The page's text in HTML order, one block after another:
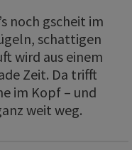
noch gscheit im
schattigen
wird aus einem
Zeit. Da trifft
im Kopf – und
weit weg.